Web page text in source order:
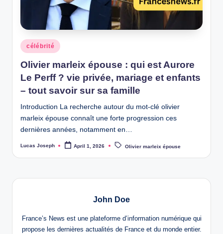
Posted
in
célébrité
Olivier marleix épouse : qui est Aurore
Le Perff ? vie privée, mariage et enfants
– tout savoir sur sa famille
Introduction La recherche autour du mot-clé olivier
marleix épouse connaît une forte progression ces
dernières années, notamment en…
Posted
Lucas Joseph April 1, 2026
Tags: Olivier marleix épouse
John Doe
France’s News est une plateforme d’information numérique qui
propose les dernières actualités de France et du monde entier.